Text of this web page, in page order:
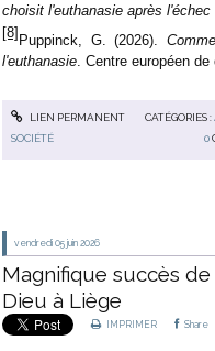
choisit l'euthanasie après
[8]Puppinck, G. (2026).
l'euthanasie . Centre européen
LIEN PERMANENT CATÉGORIES :
SOCIÉTÉ
0
vendredi 05 juin 2026
Magnifique succès
Dieu à Liège
IMPRIMER Share